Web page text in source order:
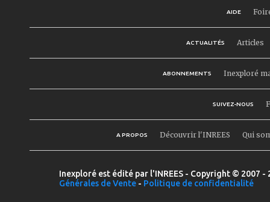
AIDE
ACTUALITÉS Articles
ABONNEMENTS Inexploré
SUIVEZ-NOUS
A PROPOS Découvrir l'INREES Qui
Inexploré est édité par l'INREES - Copyright © 2007
Générales de Vente - Politique de confidentialité